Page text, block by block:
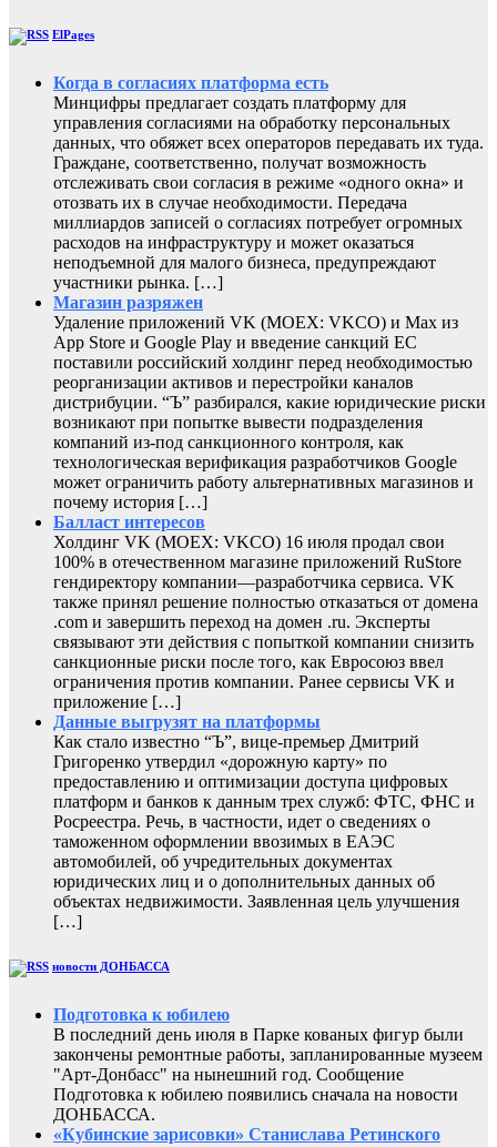
ElPages
Когда в согласиях платформа есть
Минцифры предлагает создать платформу для
управления согласиями на обработку персональных
данных, что обяжет всех операторов передавать их туда.
Граждане, соответственно, получат возможность
отслеживать свои согласия в режиме «одного окна» и
отозвать их в случае необходимости. Передача
миллиардов записей о согласиях потребует огромных
расходов на инфраструктуру и может оказаться
неподъемной для малого бизнеса, предупреждают
участники рынка. […]
Магазин разряжен
Удаление приложений VK (MOEX: VKCO) и Max из
App Store и Google Play и введение санкций ЕС
поставили российский холдинг перед необходимостью
реорганизации активов и перестройки каналов
дистрибуции. “Ъ” разбирался, какие юридические риски
возникают при попытке вывести подразделения
компаний из-под санкционного контроля, как
технологическая верификация разработчиков Google
может ограничить работу альтернативных магазинов и
почему история […]
Балласт интересов
Холдинг VK (MOEX: VKCO) 16 июля продал свои
100% в отечественном магазине приложений RuStore
гендиректору компании—разработчика сервиса. VK
также принял решение полностью отказаться от домена
.com и завершить переход на домен .ru. Эксперты
связывают эти действия с попыткой компании снизить
санкционные риски после того, как Евросоюз ввел
ограничения против компании. Ранее сервисы VK и
приложение […]
Данные выгрузят на платформы
Как стало известно “Ъ”, вице-премьер Дмитрий
Григоренко утвердил «дорожную карту» по
предоставлению и оптимизации доступа цифровых
платформ и банков к данным трех служб: ФТС, ФНС и
Росреестра. Речь, в частности, идет о сведениях о
таможенном оформлении ввозимых в ЕАЭС
автомобилей, об учредительных документах
юридических лиц и о дополнительных данных об
объектах недвижимости. Заявленная цель улучшения
[…]
новости ДОНБАССА
Подготовка к юбилею
В последний день июля в Парке кованых фигур были
закончены ремонтные работы, запланированные музеем
"Арт-Донбасс" на нынешний год. Сообщение
Подготовка к юбилею появились сначала на новости
ДОНБАССА.
«Кубинские зарисовки» Станислава Ретинского